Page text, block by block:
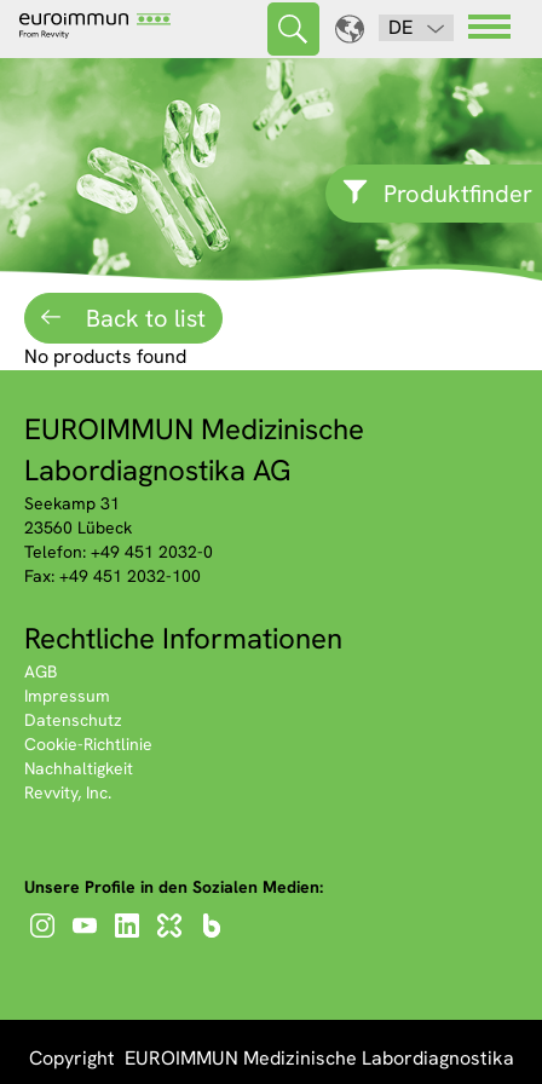
DE
Produktfinder
Back to list
No products found
EUROIMMUN Medizinische
Labordiagnostika AG
Seekamp 31
23560 Lübeck
Telefon: +49 451 2032-0
Fax: +49 451 2032-100
Rechtliche Informationen
AGB
Impressum
Datenschutz
Cookie-Richtlinie
Nachhaltigkeit
Revvity, Inc.
Unsere Profile in den Sozialen Medien:
Copyright EUROIMMUN Medizinische Labordiagnostika